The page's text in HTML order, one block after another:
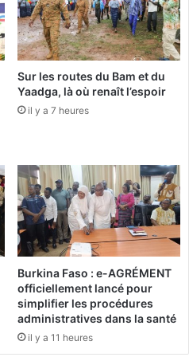
Sur les routes du Bam et du
Yaadga, là où renaît l’espoir
il y a 7 heures
Burkina Faso : e-AGRÉMENT
officiellement lancé pour
simplifier les procédures
administratives dans la santé
il y a 11 heures